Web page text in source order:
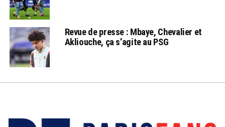
Revue de presse : Mbaye, Chevalier et
Akliouche, ça s’agite au PSG